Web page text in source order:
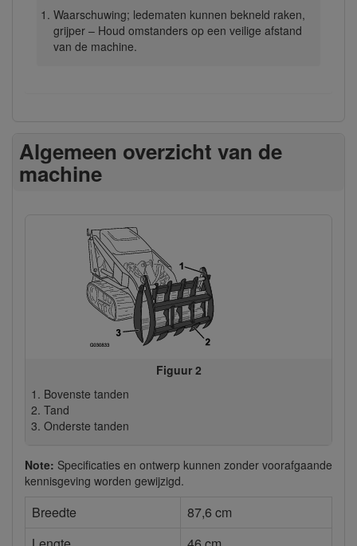
Waarschuwing; ledematen kunnen bekneld raken,
grijper – Houd omstanders op een veilige afstand
van de machine.
Algemeen overzicht van de
machine
Figuur 2
Bovenste tanden
Tand
Onderste tanden
Note: Specificaties en ontwerp kunnen zonder voorafgaande
kennisgeving worden gewijzigd.
Breedte
87,6 cm